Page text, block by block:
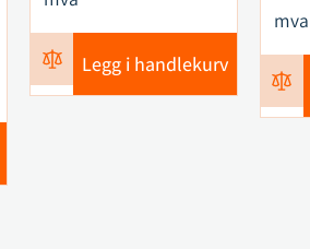
Legg i handlekurv
mva